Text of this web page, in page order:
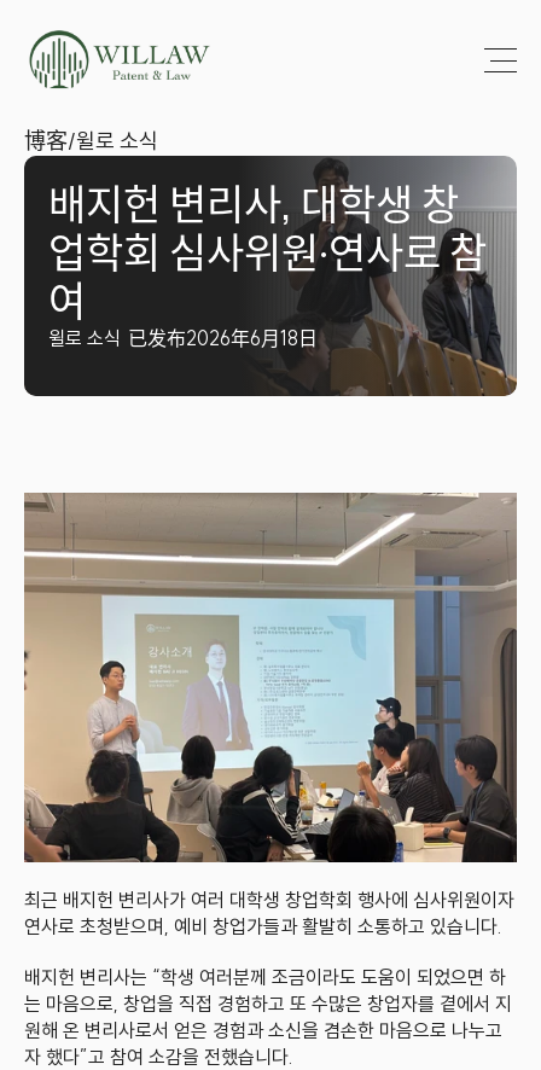
博客/윌로 소식
배지헌 변리사, 대학생 창
업학회 심사위원·연사로 참
여
윌로 소식 已发布2026年6月18日
최근 배지헌 변리사가 여러 대학생 창업학회 행사에 심사위원이자
연사로 초청받으며, 예비 창업가들과 활발히 소통하고 있습니다.
배지헌 변리사는 “학생 여러분께 조금이라도 도움이 되었으면 하
는 마음으로, 창업을 직접 경험하고 또 수많은 창업자를 곁에서 지
원해 온 변리사로서 얻은 경험과 소신을 겸손한 마음으로 나누고
자 했다”고 참여 소감을 전했습니다.